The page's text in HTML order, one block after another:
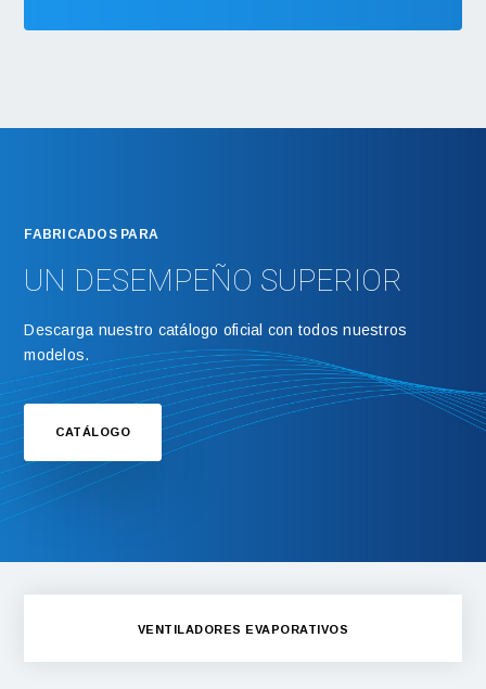
FABRICADOS PARA
UN DESEMPEÑO SUPERIOR
Descarga nuestro catálogo oficial con todos nuestros
modelos.
CATÁLOGO
VENTILADORES EVAPORATIVOS